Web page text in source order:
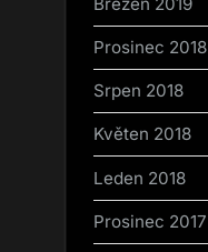
Prosinec 2018
Srpen 2018
Květen 2018
Leden 2018
Prosinec 2017